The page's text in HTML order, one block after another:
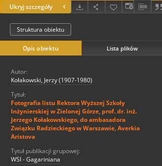
Ukryj szczegóły
Struktura obiektu
Opis obiektu Lista plików
Autor:
Kołakowski, Jerzy (1907-1980)
Tytuł:
Fotografia listu Rektora Wyższej Szkoły
Inżynierskiej w Zielonej Górze, prof. dr. inż.
Jerzego Kołakowskiego, do ambasadora
Związku Radzieckiego w Warszawie, Averkia
Aristova
Tytuł publikacji grupowej:
WSI - Gagariniana